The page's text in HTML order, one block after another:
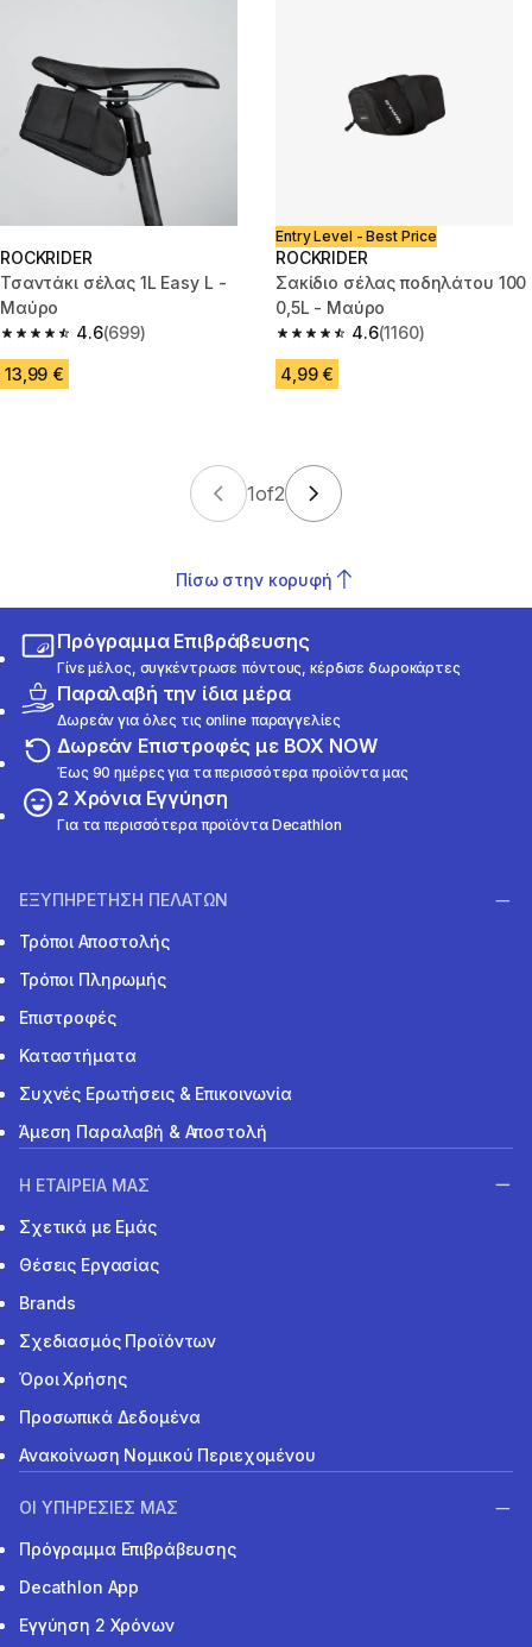
ROCKRIDER
Τσαντάκι σέλας 1L Easy L -
Μαύρο
4.6
4.6 out of 5 stars from 699 reviews
(699)
13,99 €
Entry Level - Best Price
ROCKRIDER
Σακίδιο σέλας ποδηλάτου 100
0,5L - Μαύρο
4.6
4.6 out of 5 stars from 1160
(1160)
4,99 €
1of2
Πίσω στην κορυφή
Πρόγραμμα Επιβράβευσης
Γίνε μέλος, συγκέντρωσε πόντους, κέρδισε δωροκάρτες
Παραλαβή την ίδια μέρα
Δωρεάν για όλες τις online παραγγελίες
Δωρεάν Επιστροφές με BOX NOW
Έως 90 ημέρες για τα περισσότερα προϊόντα μας
2 Χρόνια Εγγύηση
Για τα περισσότερα προϊόντα Decathlon
ΕΞΥΠΗΡΕΤΗΣΗ ΠΕΛΑΤΩΝ
Τρόποι Αποστολής
Τρόποι Πληρωμής
Επιστροφές
Καταστήματα
Συχνές Ερωτήσεις & Επικοινωνία
Άμεση Παραλαβή & Αποστολή
Η ΕΤΑΙΡΕΙΑ ΜΑΣ
Σχετικά με Εμάς
Θέσεις Εργασίας
Brands
Σχεδιασμός Προϊόντων
Όροι Χρήσης
Προσωπικά Δεδομένα
Ανακοίνωση Νομικού Περιεχομένου
ΟΙ ΥΠΗΡΕΣΙΕΣ ΜΑΣ
Πρόγραμμα Επιβράβευσης
Decathlon App
Εγγύηση 2 Χρόνων